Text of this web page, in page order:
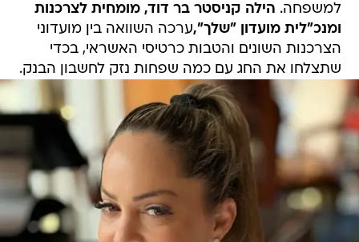
למשפחה. הילה קניסטר בר דוד, מומחית לצרכנות
ומנכ"לית מועדון "שלך",ערכה השוואה בין מועדוני
הצרכנות השונים והטבות כרטיסי האשראי, בכדי
שתצלחו את החג עם כמה שפחות נזק לחשבון הבנק.